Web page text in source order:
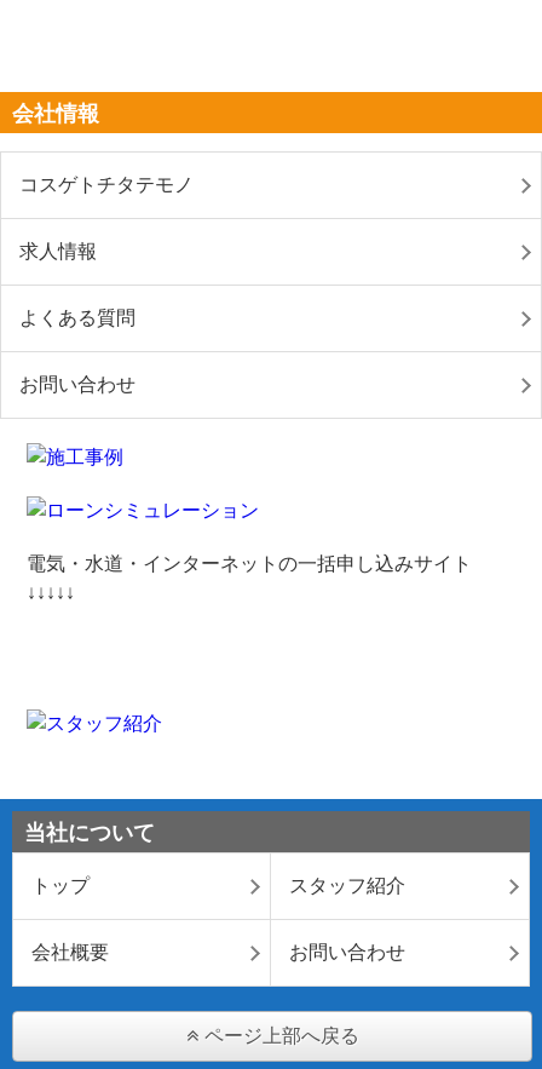
会社情報
コスゲトチタテモノ
求人情報
よくある質問
お問い合わせ
電気・水道・インターネットの一括申し込みサイト
↓↓↓↓↓
当社について
トップ スタッフ紹介
会社概要 お問い合わせ
ページ上部へ戻る